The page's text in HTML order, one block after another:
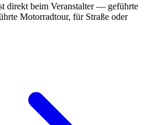
direkt beim Veranstalter — geführte
Motorradtour, für Straße oder